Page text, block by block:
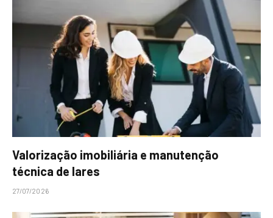
Valorização imobiliária e manutenção
técnica de lares
27/07/2026